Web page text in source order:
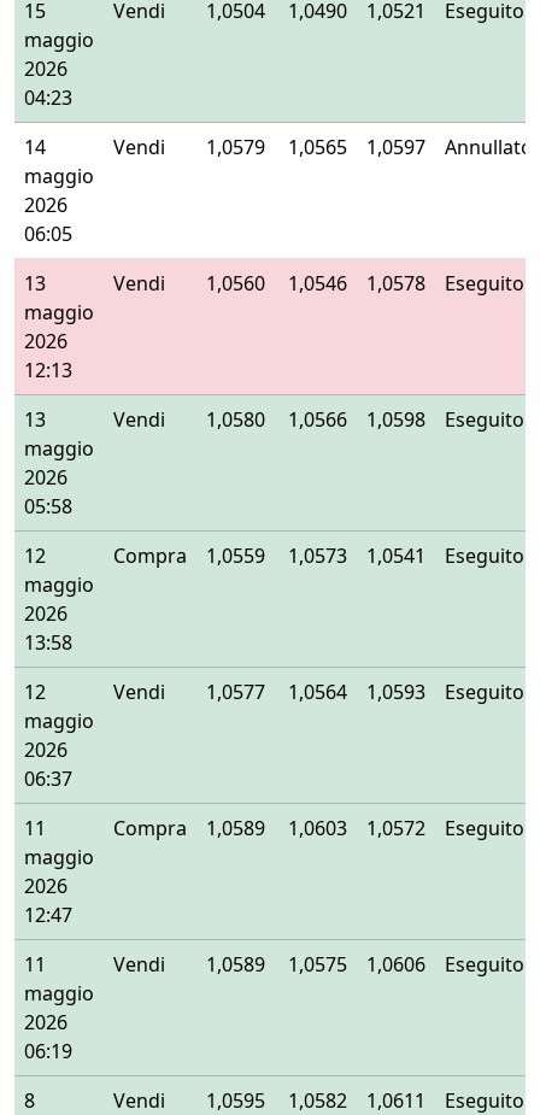
15
maggio
2026
04:23
Vendi 1,0504 1,0490 1,0521 Eseguito
14
maggio
2026
06:05
Vendi 1,0579 1,0565 1,0597 Annullato
13
maggio
2026
12:13
Vendi 1,0560 1,0546 1,0578 Eseguito
13
maggio
2026
05:58
Vendi 1,0580 1,0566 1,0598 Eseguito
12
maggio
2026
13:58
Compra 1,0559 1,0573 1,0541 Eseguito
12
maggio
2026
06:37
Vendi 1,0577 1,0564 1,0593 Eseguito
11
maggio
2026
12:47
Compra 1,0589 1,0603 1,0572 Eseguito
11
maggio
2026
06:19
Vendi 1,0589 1,0575 1,0606 Eseguito
8
Vendi 1,0595 1,0582 1,0611 Eseguito